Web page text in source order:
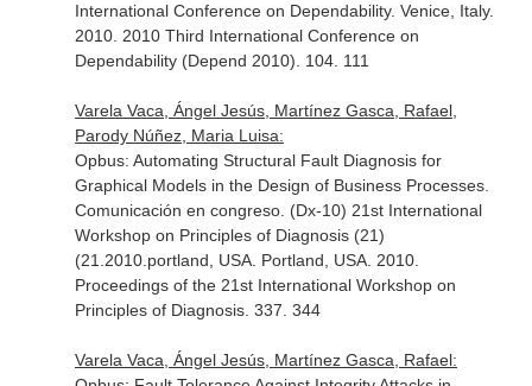
International Conference on Dependability. Venice, Italy.
2010. 2010 Third International Conference on
Dependability (Depend 2010). 104. 111
Varela Vaca, Ángel Jesús, Martínez Gasca, Rafael,
Parody Núñez, Maria Luisa:
Opbus: Automating Structural Fault Diagnosis for
Graphical Models in the Design of Business Processes.
Comunicación en congreso. (Dx-10) 21st International
Workshop on Principles of Diagnosis (21)
(21.2010.portland, USA. Portland, USA. 2010.
Proceedings of the 21st International Workshop on
Principles of Diagnosis. 337. 344
Varela Vaca, Ángel Jesús, Martínez Gasca, Rafael: